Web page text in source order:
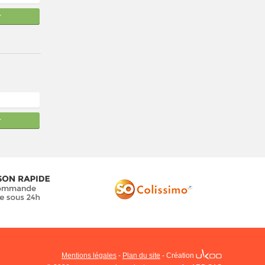
Mentions légales - Plan du site - Création